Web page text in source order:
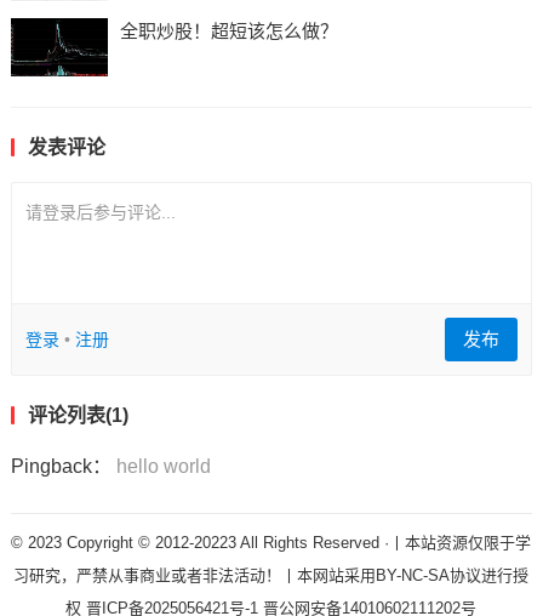
全职炒股！超短该怎么做？
发表评论
请登录后参与评论...
登录• 注册 发布
评论列表(1)
Pingback： hello world
© 2023 Copyright © 2012-20223 All Rights Reserved ·丨本站资源仅限于学
习研究，严禁从事商业或者非法活动！丨本网站采用BY-NC-SA协议进行授
权晋ICP备2025056421号-1晋公网安备14010602111202号